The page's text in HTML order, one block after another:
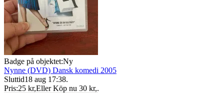
Badge på objektet:Ny
Nynne (DVD) Dansk komedi 2005
Sluttid18 aug 17:38.
Pris:25 kr,Eller Köp nu 30 kr,.